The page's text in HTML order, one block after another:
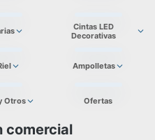
Cintas LED
Decorativas
Ampolletas
Otros Ofertas
comercial